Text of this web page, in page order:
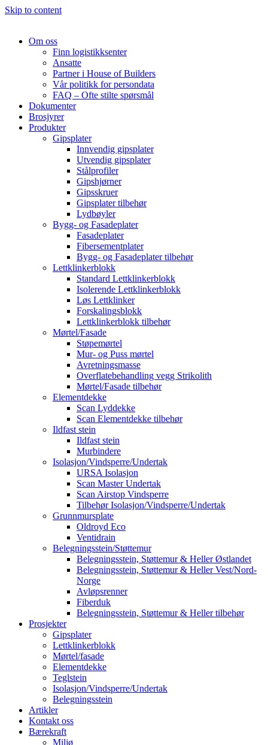
Skip to content
Om oss
Finn logistikksenter
Ansatte
Partner i House of Builders
Vår politikk for persondata
FAQ – Ofte stilte spørsmål
Dokumenter
Brosjyrer
Produkter
Gipsplater
Innvendig gipsplater
Utvendig gipsplater
Stålprofiler
Gipshjørner
Gipsskruer
Gipsplater tilbehør
Lydbøyler
Bygg- og Fasadeplater
Fasadeplater
Fibersementplater
Bygg- og Fasadeplater tilbehør
Lettklinkerblokk
Standard Lettklinkerblokk
Isolerende Lettklinkerblokk
Løs Lettklinker
Forskalingsblokk
Lettklinkerblokk tilbehør
Mørtel/Fasade
Støpemørtel
Mur- og Puss mørtel
Avretningsmasse
Overflatebehandling vegg Strikolith
Mørtel/Fasade tilbehør
Elementdekke
Scan Lyddekke
Scan Elementdekke tilbehør
Ildfast stein
Ildfast stein
Murbindere
Isolasjon/Vindsperre/Undertak
URSA Isolasjon
Scan Master Undertak
Scan Airstop Vindsperre
Tilbehør Isolasjon/Vindsperre/Undertak
Grunnmursplate
Oldroyd Eco
Ventidrain
Belegningsstein/Støttemur
Belegningsstein, Støttemur & Heller Østlandet
Belegningsstein, Støttemur & Heller Vest/Nord-
Norge
Avløpsrenner
Fiberduk
Belegningsstein, Støttemur & Heller tilbehør
Prosjekter
Gipsplater
Lettklinkerblokk
Mørtel/fasade
Elementdekke
Teglstein
Isolasjon/Vindsperre/Undertak
Belegningsstein
Artikler
Kontakt oss
Bærekraft
Miljø